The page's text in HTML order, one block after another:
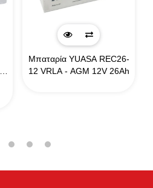
Μπαταρία YUASA REC26-
12 VRLA - AGM 12V 26Ah